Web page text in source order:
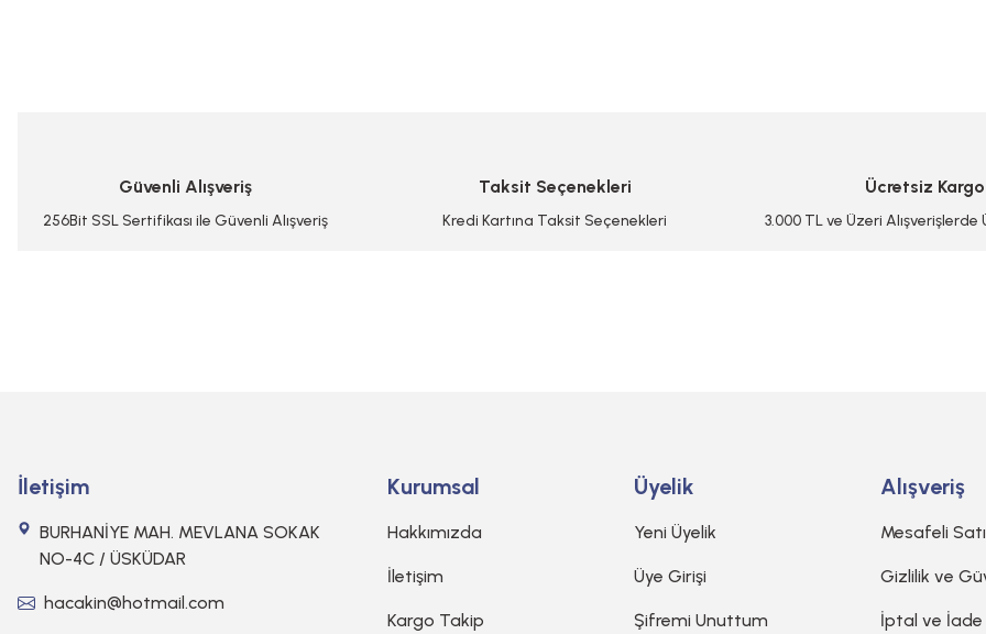
Ürün fiyatı diğer sitelerden daha pahalı.
Bu ürüne benzer farklı alternatifler olmalı.
Güvenli Alışveriş
256Bit SSL Sertifikası ile Güvenli Alışveriş
Taksit Seçenekleri
Kredi Kartına Taksit Seçenekleri
Ücretsiz Kargo
3.000 TL ve Üzeri
İletişim
BURHANİYE MAH. MEVLANA SOKAK
NO-4C / ÜSKÜDAR
hacakin@hotmail.com
Kurumsal
Hakkımızda
İletişim
Kargo Takip
Üyelik
Yeni Üyelik
Üye Girişi
Şifremi Unuttum
Alışveriş
Mesafeli
Gizlilik ve
İptal ve İade